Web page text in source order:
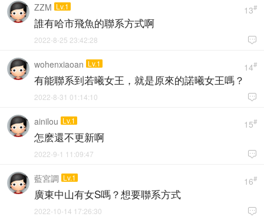
13#
ZZM Lv.1
誰有哈市飛魚的聯系方式啊

2022-8-25 23:42:28
14#
wohenxiaoan Lv.1
有能聯系到若曦女王，就是原來的諾曦女王嗎？

2022-8-31 01:14:10
15#
ainilou Lv.1
怎麽還不更新啊

2022-9-1 11:09:47
16#
藍宮調 Lv.1
廣東中山有女S嗎？想要聯系方式

2022-10-14 17:26:30